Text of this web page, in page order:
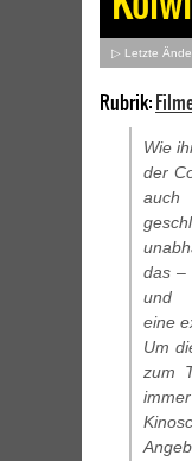
▷ Letzte
Rubrik:
Wie
der
das –
und
eine
Um
zum